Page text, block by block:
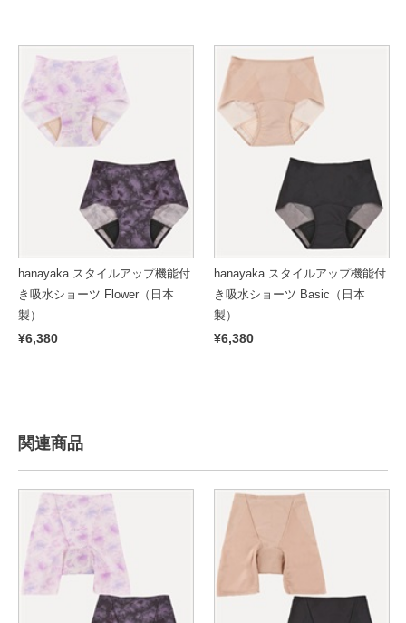
hanayaka スタイルアップ機能付
き吸水ショーツ Flower（日本
製）
¥6,380
hanayaka スタイルアップ機能付
き吸水ショーツ Basic（日本
製）
¥6,380
関連商品